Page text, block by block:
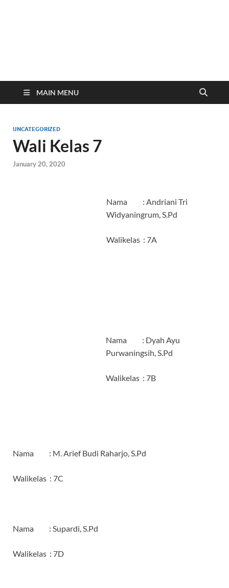
Website Resmi SMP
Negeri 2 Kendal
MAIN MENU
UNCATEGORIZED
Wali Kelas 7
January 20, 2020
Nama : Andriani Tri
Widyaningrum, S.Pd
Walikelas : 7A
Nama : Dyah Ayu
Purwaningsih, S.Pd
Walikelas : 7B
Nama : M. Arief Budi Raharjo, S.Pd
Walikelas : 7C
Nama : Supardi, S.Pd
Walikelas : 7D